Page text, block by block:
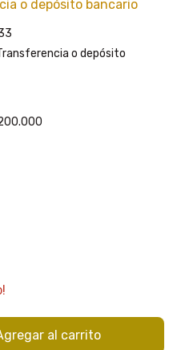
o depósito bancario
o depósito